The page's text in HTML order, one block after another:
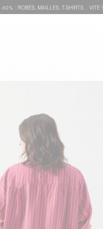
50% : ROBES, MAILLES, T-SHIRTS... VITE !